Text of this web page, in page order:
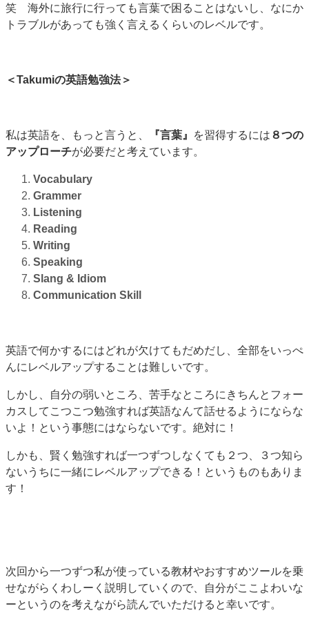
笑 海外に旅行に行っても言葉で困ることはないし、なにか
トラブルがあっても強く言えるくらいのレベルです。
＜Takumiの英語勉強法＞
私は英語を、もっと言うと、 『言葉』 を習得するには ８つの
アップローチが必要だと考えています。
Vocabulary
Grammer
Listening
Reading
Writing
Speaking
Slang & Idiom
Communication Skill
英語で何かするにはどれが欠けてもだめだし、全部をいっぺ
んにレベルアップすることは難しいです。
しかし、自分の弱いところ、苦手なところにきちんとフォー
カスしてこつこつ勉強すれば英語なんて話せるようにならな
いよ！という事態にはならないです。絶対に！
しかも、賢く勉強すれば一つずつしなくても２つ、３つ知ら
ないうちに一緒にレベルアップできる！というものもありま
す！
次回から一つずつ私が使っている教材やおすすめツールを乗
せながらくわしーく説明していくので、自分がここよわいな
ーというのを考えながら読んでいただけると幸いです。